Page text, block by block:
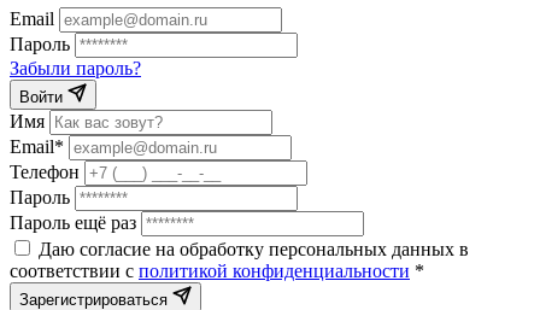
Email
Пароль
Забыли пароль?
Войти
Имя
Email*
Телефон
Пароль
Пароль ещё раз
Даю согласие на обработку персональных данных в
соответствии с политикой конфиденциальности *
Зарегистрироваться